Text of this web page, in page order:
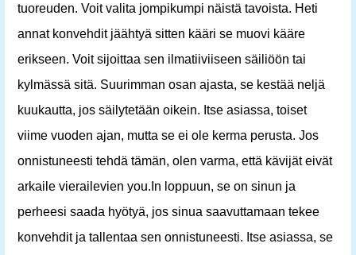
tuoreuden. Voit valita jompikumpi näistä tavoista. Heti
annat konvehdit jäähtyä sitten kääri se muovi kääre
erikseen. Voit sijoittaa sen ilmatiiviiseen säiliöön tai
kylmässä sitä. Suurimman osan ajasta, se kestää neljä
kuukautta, jos säilytetään oikein. Itse asiassa, toiset
viime vuoden ajan, mutta se ei ole kerma perusta. Jos
onnistuneesti tehdä tämän, olen varma, että kävijät eivät
arkaile vierailevien you.In loppuun, se on sinun ja
perheesi saada hyötyä, jos sinua saavuttamaan tekee
konvehdit ja tallentaa sen onnistuneesti. Itse asiassa, se